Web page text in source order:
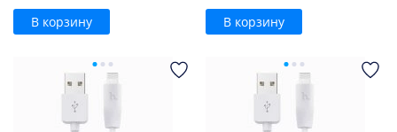
В корзину В корзину